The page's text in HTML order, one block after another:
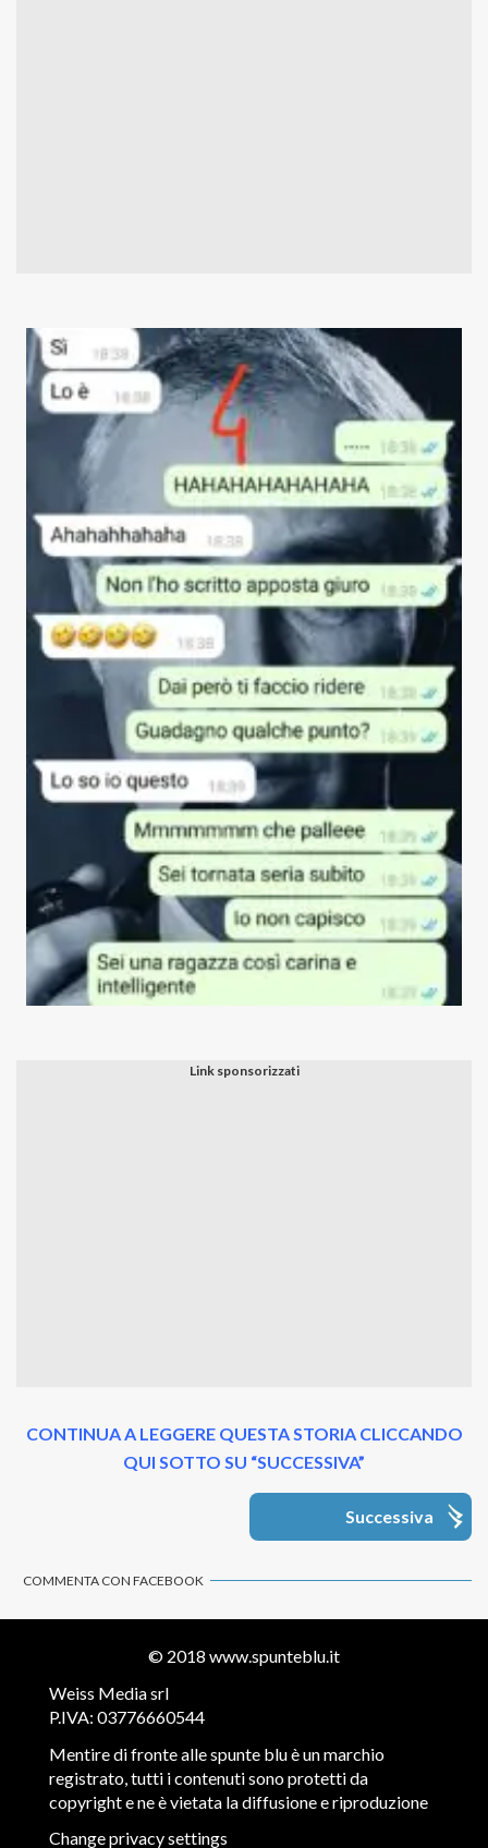
CONTINUA A LEGGERE QUESTA STORIA CLICCANDO
QUI SOTTO SU “SUCCESSIVA”
Successiva
COMMENTA CON FACEBOOK
© 2018 www.spunteblu.it
Weiss Media srl
P.IVA: 03776660544
Mentire di fronte alle spunte blu è un marchio
registrato, tutti i contenuti sono protetti da
copyright e ne è vietata la diffusione e riproduzione
Change privacy settings